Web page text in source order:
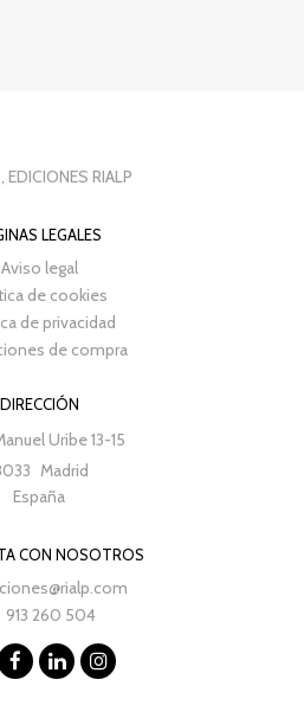
RIALP
LEGALES
Aviso legal
de cookies
de privacidad
de compra
DIRECCIÓN
Uribe 13-15
Madrid
España
CON NOSOTROS
913 260 504